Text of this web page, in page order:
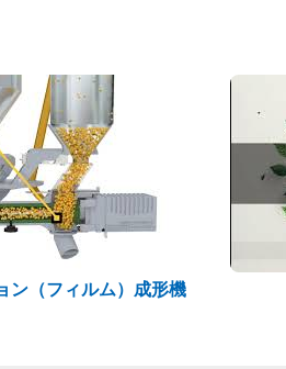
ン（フィルム）成形機